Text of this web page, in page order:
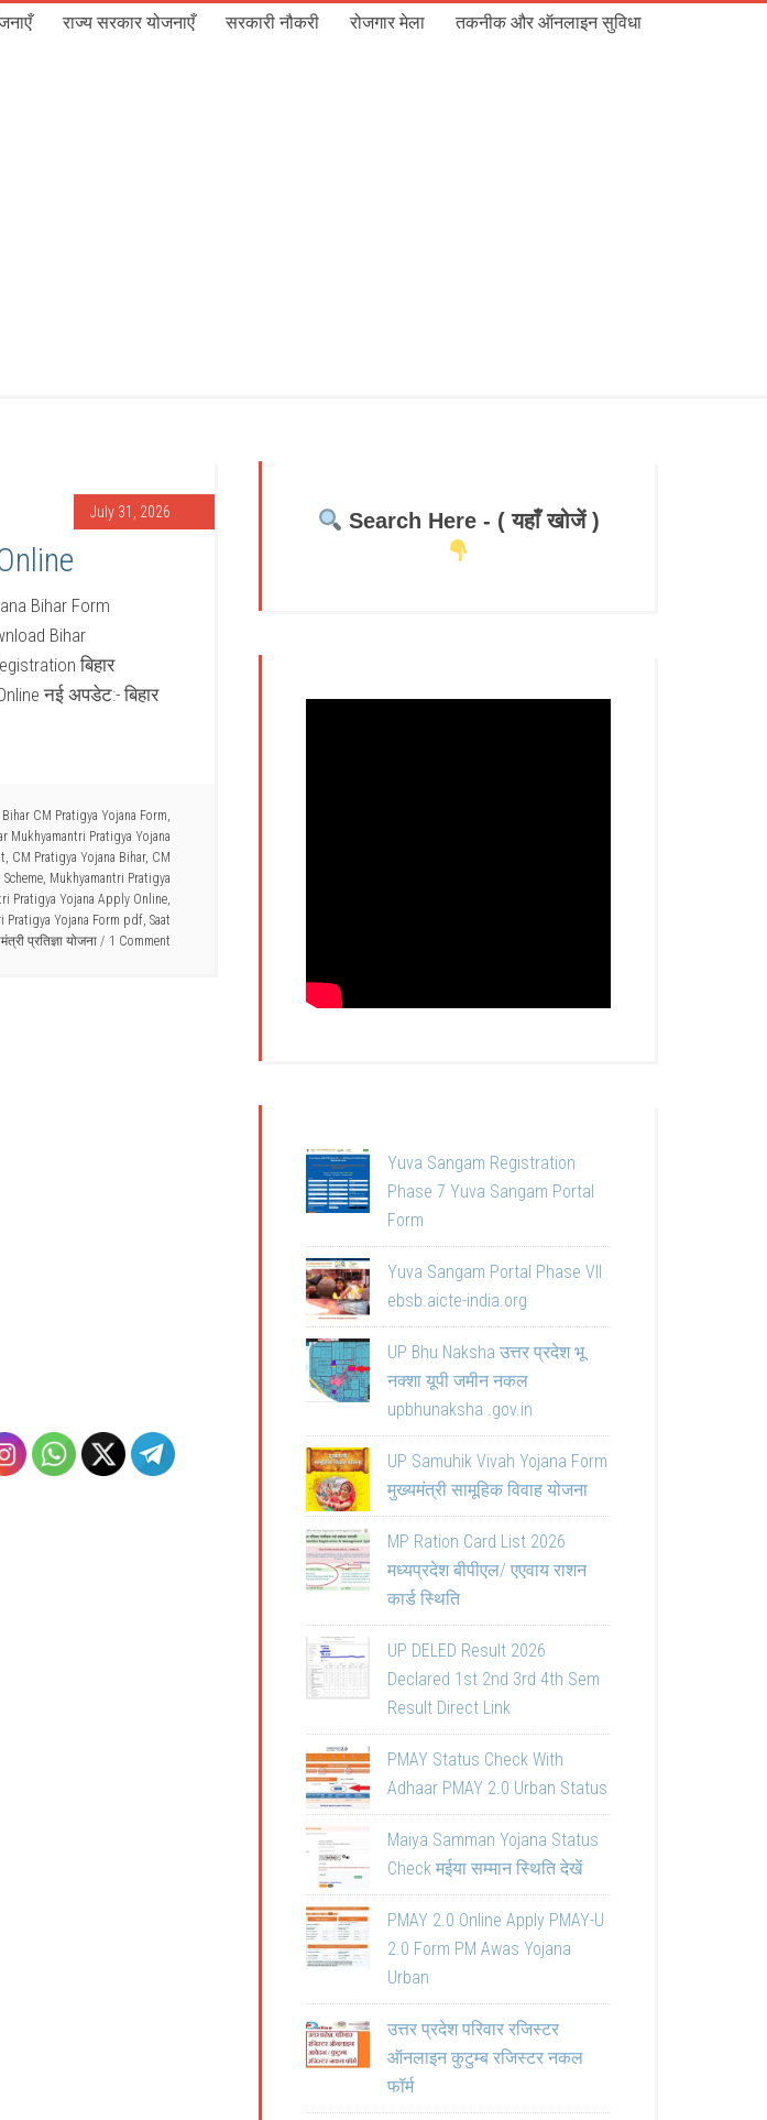
राज्य सरकार योजनाएँ सरकारी नौकरी रोजगार मेला तकनीक और ऑनलाइन सुविधा
July 31, 2026
Bihar Form
Bihar
बिहार
नई अपडेट:- बिहार
Bihar CM Pratigya Yojana Form,
Mukhyamantri Pratigya Yojana
, CM Pratigya Yojana Bihar, CM
, Mukhyamantri Pratigya
Pratigya Yojana Apply Online,
Pratigya Yojana Form pdf, Saat
प्रतिज्ञा योजना 1 Comment
Search Here - ( यहाँ खोजें )
Yuva Sangam Registration
Phase 7 Yuva Sangam Portal
Form
Yuva Sangam Portal Phase VII
ebsb.aicte-india.org
UP Bhu Naksha उत्तर प्रदेश भू
नक्शा यूपी जमीन नकल
upbhunaksha .gov.in
UP Samuhik Vivah Yojana Form
मुख्यमंत्री सामूहिक विवाह योजना
MP Ration Card List 2026
मध्यप्रदेश बीपीएल/ एएवाय राशन
कार्ड स्थिति
UP DELED Result 2026
Declared 1st 2nd 3rd 4th Sem
Result Direct Link
PMAY Status Check With
Adhaar PMAY 2.0 Urban Status
Maiya Samman Yojana Status
Check मईया सम्मान स्थिति देखें
PMAY 2.0 Online Apply PMAY-U
2.0 Form PM Awas Yojana
Urban
उत्तर प्रदेश परिवार रजिस्टर
ऑनलाइन कुटुम्ब रजिस्टर नकल
फॉर्म